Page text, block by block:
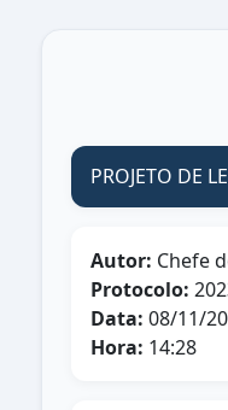
PROJETO DE
Autor: Chefe
Protocolo:
Data: 08/11/
Hora: 14:28